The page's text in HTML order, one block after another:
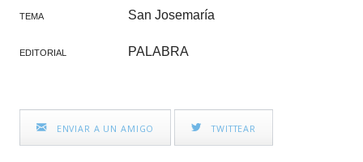
TEMA San Josemaría
EDITORIAL PALABRA
ENVIAR A UN AMIGO TWITTEAR